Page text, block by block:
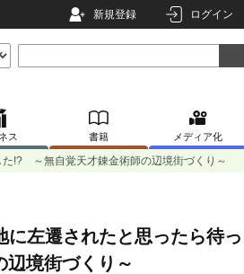
新規登録 ログイン
ス 書籍 メディア化
!? ～無自覚天才錬金術師の辺境街づくり～
左遷されたと思ったら待っ
境街づくり～